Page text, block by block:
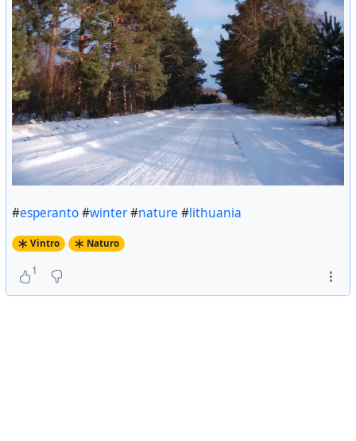
#esperanto#winter#nature #lithuania
Vintro Naturo
1